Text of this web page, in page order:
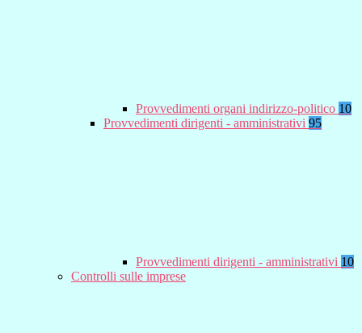
Provvedimenti organi indirizzo-politico 10
Provvedimenti dirigenti - amministrativi 95
Provvedimenti dirigenti - amministrativi 10
Controlli sulle imprese